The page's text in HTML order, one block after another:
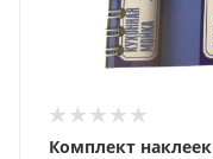
Комплект наклеек для квартиры "Сантехника и